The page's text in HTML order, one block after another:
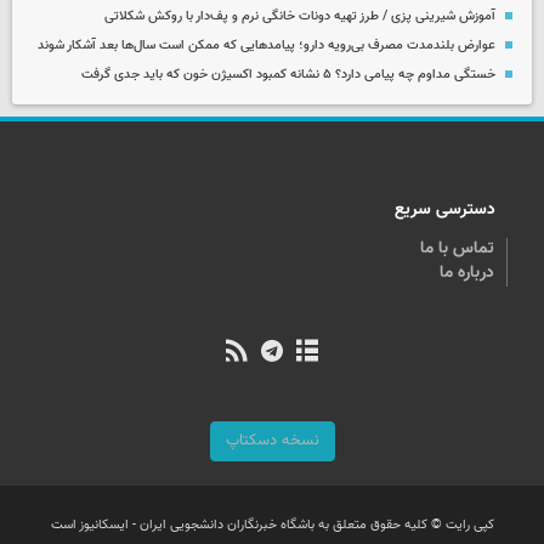
آموزش شیرینی پزی / طرز تهیه دونات خانگی نرم و پف‌دار با روکش شکلاتی
عوارض بلندمدت مصرف بی‌رویه دارو؛ پیامدهایی که ممکن است سال‌ها بعد آشکار شوند
خستگی مداوم چه پیامی دارد؟ ۵ نشانه کمبود اکسیژن خون که باید جدی گرفت
دسترسی سریع
تماس با ما
درباره ما
نسخه دسکتاپ
کپی رایت © کلیه حقوق متعلق به باشگاه خبرنگاران دانشجویی ایران - ایسکانیوز است